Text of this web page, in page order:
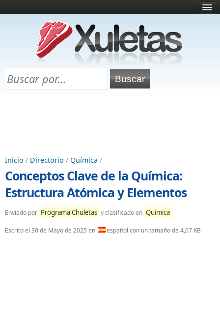
¿Qué es esto?
Directorio
Chuletas para exámenes
Inicio / Directorio / Química /
Conceptos Clave de la Química:
Estructura Atómica y Elementos
Enviado por Programa Chuletas y clasificado en Química
Escrito el 30 de Mayo de 2025 en español con un tamaño de 4,07 KB